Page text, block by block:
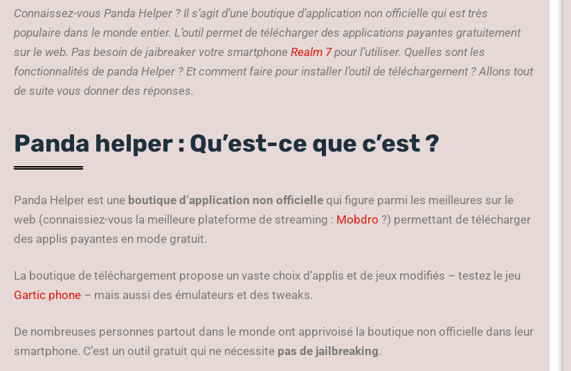
Connaissez-vous Panda Helper ? Il s’agit d’une boutique d’application non officielle qui est très
populaire dans le monde entier. L’outil permet de télécharger des applications payantes gratuitement
sur le web. Pas besoin de jaibreaker votre smartphone Realm 7pour l’utiliser. Quelles sont les
fonctionnalités de panda Helper ? Et comment faire pour installer l’outil de téléchargement ? Allons tout
de suite vous donner des réponses.
Panda helper : Qu’est-ce que c’est ?
Panda Helper est une boutique d’application non officielle qui figure parmi les meilleures sur le
web (connaissiez-vous la meilleure plateforme de streaming : Mobdro ?) permettant de télécharger
des applis payantes en mode gratuit.
La boutique de téléchargement propose un vaste choix d’applis et de jeux modifiés – testez le jeu
Gartic phone – mais aussi des émulateurs et des tweaks.
De nombreuses personnes partout dans le monde ont apprivoisé la boutique non officielle dans leur
smartphone. C’est un outil gratuit qui ne nécessite pas de jailbreaking.